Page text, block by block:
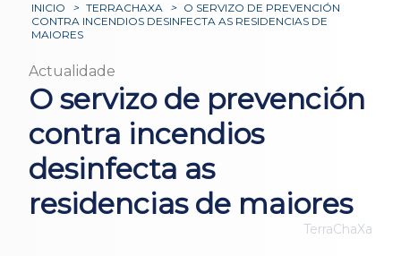
INICIO > TERRACHAXA > O SERVIZO DE PREVENCIÓN
CONTRA INCENDIOS DESINFECTA AS RESIDENCIAS DE
MAIORES
Actualidade
O servizo de prevención
contra incendios
desinfecta as
residencias de maiores
TerraChaXa